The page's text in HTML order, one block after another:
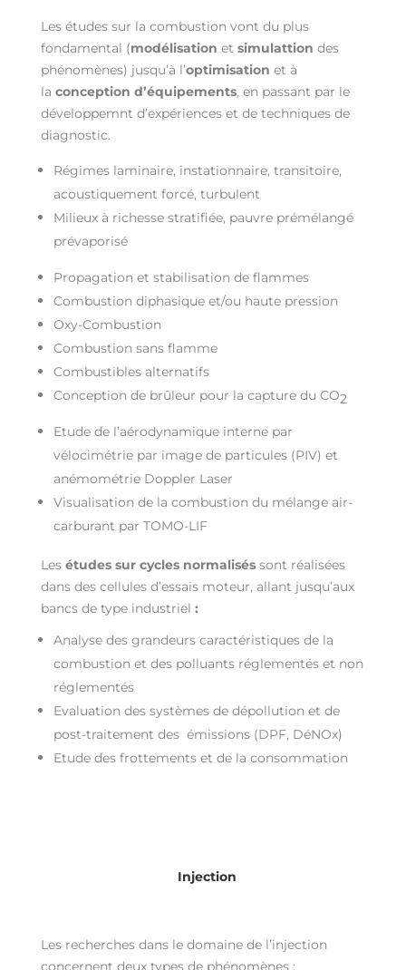
Les études sur la combustion vont du plus
fondamental (modélisation et simulattion des
phénomènes) jusqu’à l’optimisation et à
la conception d’équipements, en passant par le
développemnt d’expériences et de techniques de
diagnostic.
Régimes laminaire, instationnaire, transitoire,
acoustiquement forcé, turbulent
Milieux à richesse stratifiée, pauvre prémélangé
prévaporisé
Propagation et stabilisation de flammes
Combustion diphasique et/ou haute pression
Oxy-Combustion
Combustion sans flamme
Combustibles alternatifs
Conception de brûleur pour la capture du CO2
Etude de l’aérodynamique interne par
vélocimétrie par image de particules (PIV) et
anémométrie Doppler Laser
Visualisation de la combustion du mélange air-
carburant par TOMO-LIF
Lesétudes sur cycles normalisés sont réalisées
dans des cellules d’essais moteur, allant jusqu’aux
bancs de type industriel :
Analyse des grandeurs caractéristiques de la
combustion et des polluants réglementés et non
réglementés
Evaluation des systèmes de dépollution et de
post-traitement des émissions (DPF, DéNOx)
Etude des frottements et de la consommation
Injection
Les recherches dans le domaine de l’injection
concernent deux types de phénomènes :